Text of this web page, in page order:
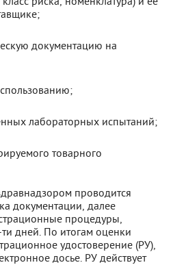
документацию на
лабораторных испытаний;
товарного
проводится
документации, далее
процедуры,
дней. По итогам оценки
удостоверение (РУ),
досье. РУ действует